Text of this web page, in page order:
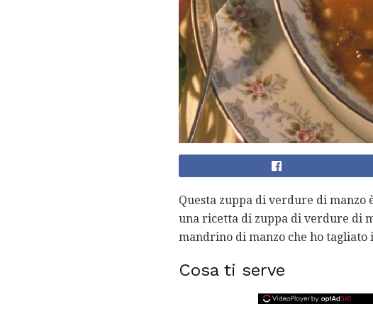
Questa zuppa di verdure di manzo
una ricetta di zuppa di verdure di
mandrino di manzo che ho tagliato
Cosa ti serve